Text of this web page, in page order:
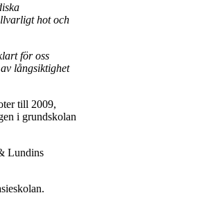
hot och
för oss
långsiktighet
till 2009,
i grundskolan
Lundins